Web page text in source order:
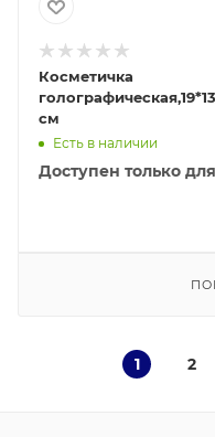
Косметичка
см
Есть в наличии
Доступен только
1 2